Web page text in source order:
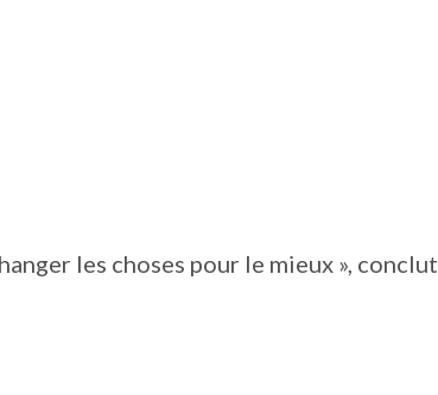
les choses pour le mieux », conclut